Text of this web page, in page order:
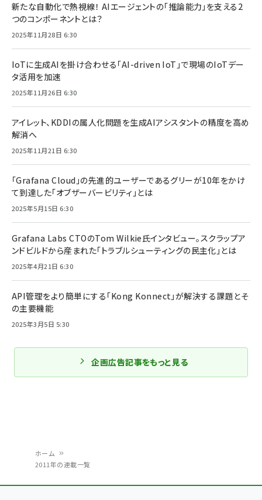
ホーム
2011年の連載一覧
新たな自動化で熱視線！ AIエージェントの「推論能力」を支える2
つのコンポーネントとは？
2025年11月28日 6:30
IoTに生成AIを掛け合わせる「AI-driven IoT」で現場のIoTデー
タ活用を加速
2025年11月26日 6:30
アイレット、KDDIの属人化問題を生成AIアシスタントの精度を高め
解消へ
2025年11月21日 6:30
「Grafana Cloud」の先進的ユーザーであるグリーが10年をかけ
て到達した「オブザーバービリティ」とは
2025年5月15日 6:30
Grafana Labs CTOのTom Wilkie氏インタビュー。スクラップア
ンドビルドから産まれた「トラブルシューティングの民主化」とは
2025年4月21日 6:30
API管理をより簡単にする「Kong Konnect」が解決する課題とそ
の主要機能
2025年3月5日 5:30
企画広告記事をもっと見る